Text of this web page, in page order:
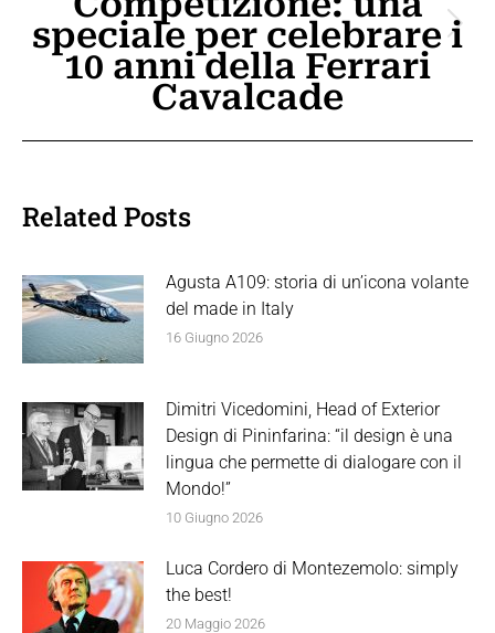
Prossimo
post:
speciale per celebrare i
10 anni della Ferrari
Cavalcade
Related Posts
Agusta A109: storia di un’icona volante
del made in Italy
16 Giugno 2026
Dimitri Vicedomini, Head of Exterior
Design di Pininfarina: “il design è una
lingua che permette di dialogare con il
Mondo!”
10 Giugno 2026
Luca Cordero di Montezemolo: simply
the best!
20 Maggio 2026